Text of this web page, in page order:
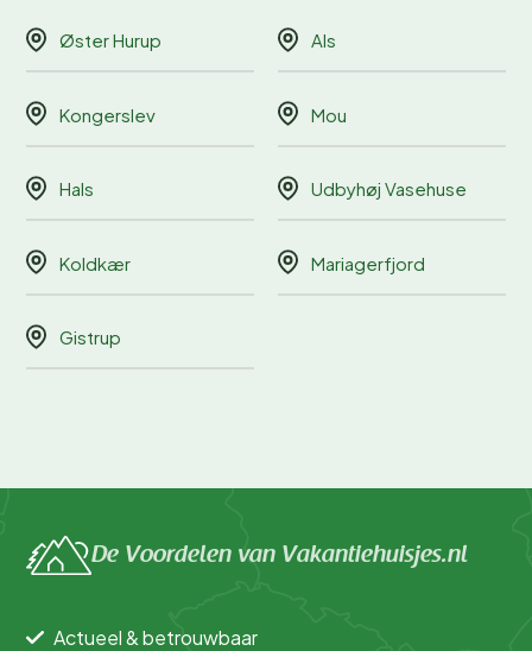
Øster Hurup Als
Kongerslev Mou
Hals Udbyhøj Vasehuse
Koldkær Mariagerfjord
Gistrup
De Voordelen van Vakantiehuisjes.nl
Actueel & betrouwbaar